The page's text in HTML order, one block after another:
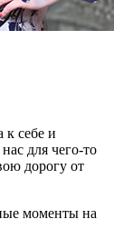
к себе и
для чего-то
дорогу от
моменты на